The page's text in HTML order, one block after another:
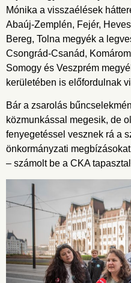
Mónika a visszaélések
Abaúj-Zemplén, Fejér,
Bereg, Tolna megyék a
Csongrád-Csanád,
Somogy és Veszprém
kerületében is előfordulnak
Bár a zsarolás
közmunkással megesik, de
fenyegetéssel vesznek rá a
önkormányzati
– számolt be a CKA